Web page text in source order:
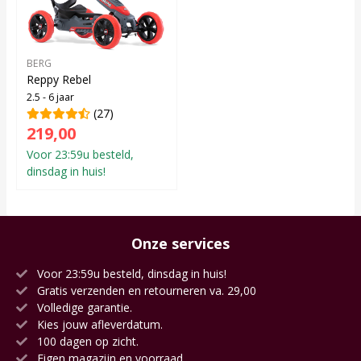
BERG
Reppy Rebel
2.5 - 6 jaar
(27)
219,00
Voor 23:59u besteld,
dinsdag in huis!
Onze services
Voor 23:59u besteld, dinsdag in huis!
Gratis verzenden en retourneren va. 29,00
Volledige garantie.
Kies jouw afleverdatum.
100 dagen op zicht.